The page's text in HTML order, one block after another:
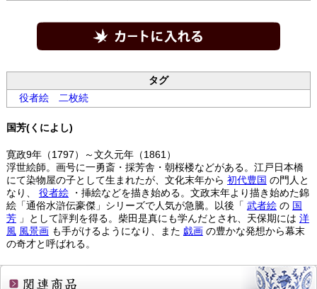
タグ
役者絵二枚続
国芳(くによし)
寛政9年（1797）～文久元年（1861）
浮世絵師。画号に一勇斎・採芳舎・朝桜楼などがある。江戸日本橋
にて染物屋の子として生まれたが、文化末年から 初代豊国 の門人と
なり、 役者絵・挿絵などを描き始める。文政末年より描き始めた錦
絵「通俗水滸伝豪傑」シリーズで人気が急騰。以後「 武者絵の 国
芳」として評判を得る。柴田是真にも学んだとされ、天保期には 洋
風 風景画も手がけるようになり、また 戯画の豊かな発想から幕末
の奇才と呼ばれる。